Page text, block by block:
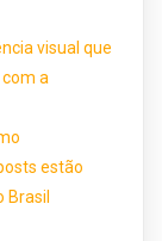
visual que
a
estão